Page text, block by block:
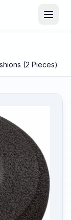
(2 Pieces)